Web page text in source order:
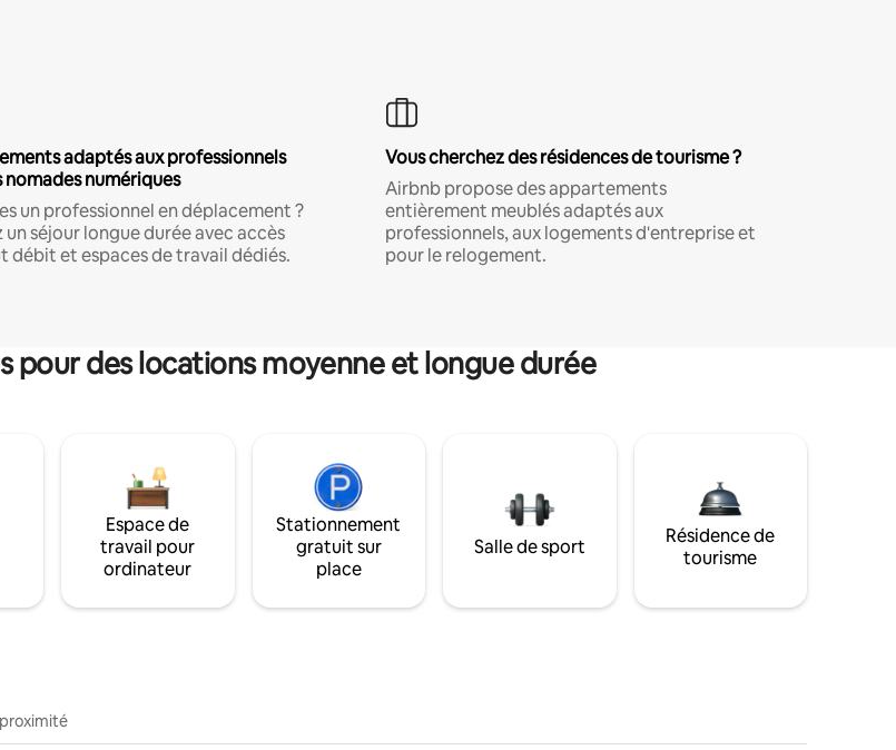
adaptés aux professionnels
nomades numériques
un professionnel en déplacement ?
un séjour longue durée avec accès
débit et espaces de travail dédiés.
Vous cherchez des résidences de tourisme ?
Airbnb propose des appartements
entièrement meublés adaptés aux
professionnels, aux logements d'entreprise et
pour le relogement.
pour des locations moyenne et longue durée
Espace de
travail pour
ordinateur
Stationnement
gratuit sur
place
Salle de sport
Résidence de
tourisme